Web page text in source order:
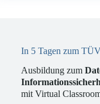
In 5 Tagen zum
Ausbildung zum
mit Virtual